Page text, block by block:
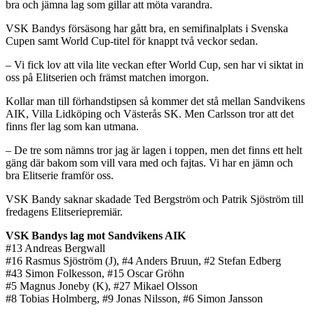
bra och jämna lag som gillar att möta varandra.
VSK Bandys försäsong har gått bra, en semifinalplats i Svenska
Cupen samt World Cup-titel för knappt två veckor sedan.
– Vi fick lov att vila lite veckan efter World Cup, sen har vi siktat in
oss på Elitserien och främst matchen imorgon.
Kollar man till förhandstipsen så kommer det stå mellan Sandvikens
AIK, Villa Lidköping och Västerås SK. Men Carlsson tror att det
finns fler lag som kan utmana.
– De tre som nämns tror jag är lagen i toppen, men det finns ett helt
gäng där bakom som vill vara med och fajtas. Vi har en jämn och
bra Elitserie framför oss.
VSK Bandy saknar skadade Ted Bergström och Patrik Sjöström till
fredagens Elitseriepremiär.
VSK Bandys lag mot Sandvikens AIK
#13 Andreas Bergwall
#16 Rasmus Sjöström (J), #4 Anders Bruun, #2 Stefan Edberg
#43 Simon Folkesson, #15 Oscar Gröhn
#5 Magnus Joneby (K), #27 Mikael Olsson
#8 Tobias Holmberg, #9 Jonas Nilsson, #6 Simon Jansson